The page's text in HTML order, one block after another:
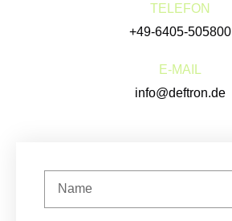
TELEFON
+49-6405-505800
E-MAIL
info@deftron.de